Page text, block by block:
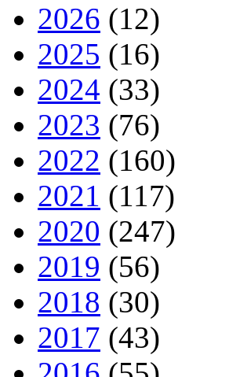
2026 (12)
2025 (16)
2024 (33)
2023 (76)
2022 (160)
2021 (117)
2020 (247)
2019 (56)
2018 (30)
2017 (43)